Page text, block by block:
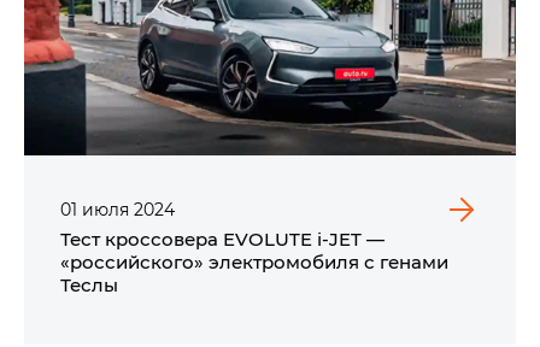
01 июля 2024
Тест кроссовера EVOLUTE i‑JET —
«российского» электромобиля с генами
Теслы